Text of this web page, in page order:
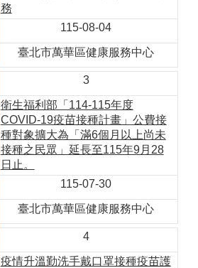
務
115-08-04
臺北市萬華區健康服務中心
3
衛生福利部「114-115年度
COVID-19疫苗接種計畫」公費接
種對象擴大為「滿6個月以上尚未
接種之民眾」延長至115年9月28
日止。
115-07-30
臺北市萬華區健康服務中心
4
疫情升溫勤洗手戴口罩接種疫苗護